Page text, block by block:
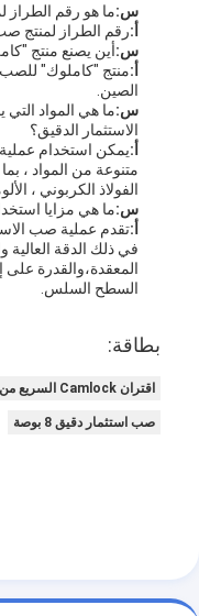
س:ما هو رقم الطراز
أ:رقم الطراز لمنتج
س:أين يصنع منتج
أ:منتج "كاملوك"
الصين.
س:ما هي المواد
الاستثمار الدقيق؟
أ:يمكن استخدام
متنوعة من المواد ،
الفولاذ الكربوني ،
س:ما هي مزايا
أ:تقدم عملية صب
في ذلك الدقة العالية
المعقدة،والقدرة
السطح السلس.
بطاقة:
اقتران Camlock السريع من الألومنيوم
صب استثمار دقيق 8 بوصة